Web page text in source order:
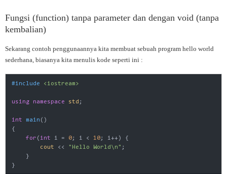
Fungsi (function) tanpa parameter dan dengan void (tanpa
kembalian)
Sekarang contoh penggunaannya kita membuat sebuah program hello world
sederhana, biasanya kita menulis kode seperti ini :
#include <iostream>
using namespace std ;
int main ()
{
for ( int i = 0; i < 10; i++) {
cout << "Hello World\n" ;
    }
}